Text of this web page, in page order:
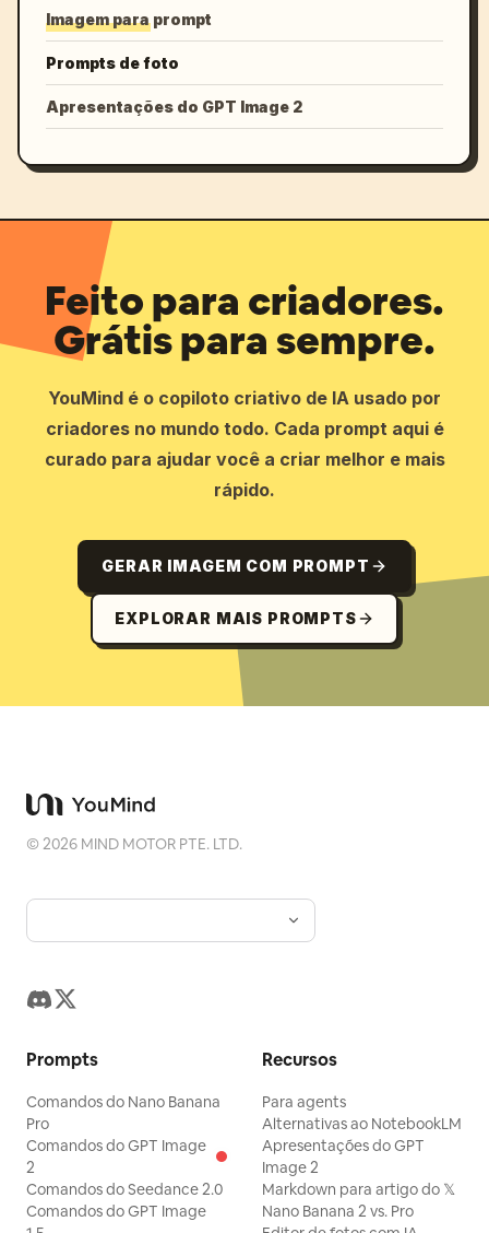
Imagem para prompt
Prompts de foto
Apresentações do GPT Image 2
Feito para criadores.
Grátis para sempre.
YouMind é o copiloto criativo de IA usado por
criadores no mundo todo. Cada prompt aqui é
curado para ajudar você a criar melhor e mais
rápido.
GERAR IMAGEM COM PROMPT
EXPLORAR MAIS PROMPTS
©2026 MIND MOTOR PTE. LTD.
Prompts
Comandos do Nano Banana
Pro
Comandos do GPT Image
2
Comandos do Seedance 2.0
Comandos do GPT Image
Recursos
Para agents
Alternativas ao NotebookLM
Apresentações do GPT
Image 2
Markdown para artigo do 𝕏
Nano Banana 2 vs. Pro